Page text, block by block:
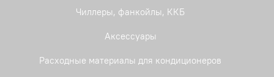
Чиллеры, фанкойлы, ККБ
Аксессуары
Расходные материалы для кондиционеров